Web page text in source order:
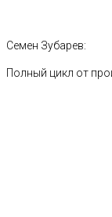
Семен Зубарев:
Полный цикл от